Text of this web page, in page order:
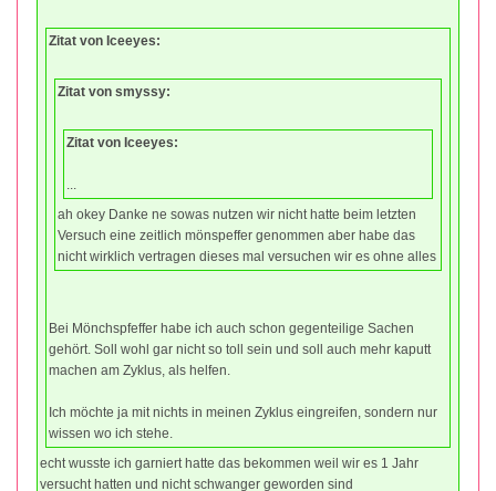
Zitat von Iceeyes:
Zitat von smyssy:
Zitat von Iceeyes:
...
ah okey Danke ne sowas nutzen wir nicht hatte beim letzten
Versuch eine zeitlich mönspeffer genommen aber habe das
nicht wirklich vertragen dieses mal versuchen wir es ohne alles
Bei Mönchspfeffer habe ich auch schon gegenteilige Sachen
gehört. Soll wohl gar nicht so toll sein und soll auch mehr kaputt
machen am Zyklus, als helfen.
Ich möchte ja mit nichts in meinen Zyklus eingreifen, sondern nur
wissen wo ich stehe.
echt wusste ich garniert hatte das bekommen weil wir es 1 Jahr
versucht hatten und nicht schwanger geworden sind